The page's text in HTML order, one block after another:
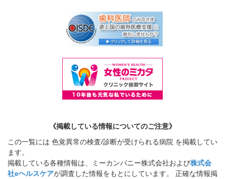
《掲載している情報についてのご注意》
この一覧には 色覚異常の検査/診断が受けられる病院 を掲載してい
ます。
掲載している各種情報は、ミーカンパニー株式会社および株式会
社eヘルスケアが調査した情報をもとにしています。 正確な情報掲